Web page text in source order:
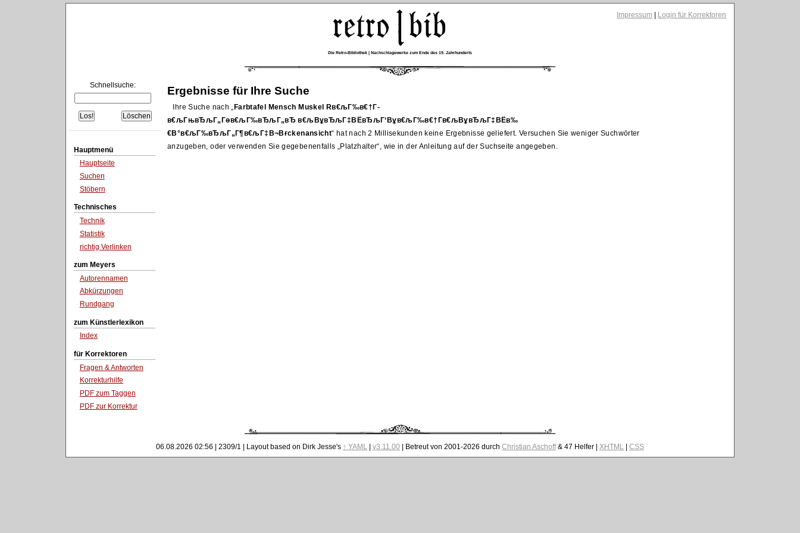
Impressum Login für Korrektoren
Die Retro-Bibliothek | Nachschlagewerke zum Ende des 19. Jahrhunderts
Schnellsuche:
Hauptmenü
Hauptseite
Suchen
Stöbern
Technisches
Technik
Statistik
richtig Verlinken
zum Meyers
Autorennamen
Abkürzungen
Rundgang
zum Künstlerlexikon
Index
für Korrektoren
Fragen & Antworten
Korrekturhilfe
PDF zum Taggen
PDF zur Korrektur
Ergebnisse für Ihre Suche
Ihre Suche nach Farbtafel Mensch Muskel Rв€љГ‰в€†Г­
в€љГњвЂљГ„Гөв€љГ‰вЂљГ„вЂ в€љВұвЂљГ‡ВЁвЂљГ‘Вұв€љГ‰в€†Г­в€љВұвЂљГ‡ВЁв‰
€В°в€љГ‰вЂљГ„Г¶в€љГ‡В¬Вғckenansicht
hat nach 2 Millisekunden keine Ergebnisse geliefert. Versuchen Sie weniger Suchwörter
anzugeben, oder verwenden Sie gegebenenfalls
Platzhalter , wie in der Anleitung auf der Suchseite angegeben.
06.08.2026 02:56 | 2309/1 | Layout based on Dirk Jesse's ↑ YAML| v3.11.00 | Betreut von 2001-2026 durch Christian Aschoff& 47 Helfer | XHTML| CSS